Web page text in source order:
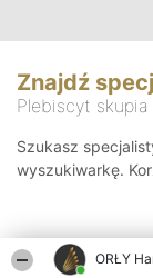
ORŁY
Znajdź
Plebiscyt
Szukasz
wyszukiwarkę.